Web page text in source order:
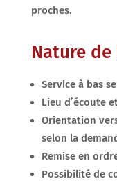
proches.
Nature de
Service à bas
Lieu d’écoute
Orientation
selon la
Remise en
Possibilité de